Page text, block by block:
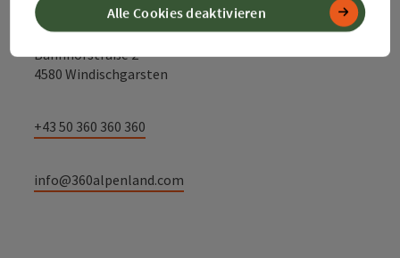
Alpenland Tourismus GmbH
Bahnhofstraße 2
4580 Windischgarsten
+43 50 360 360 360
info@360alpenland.com
Alle Cookies deaktivieren